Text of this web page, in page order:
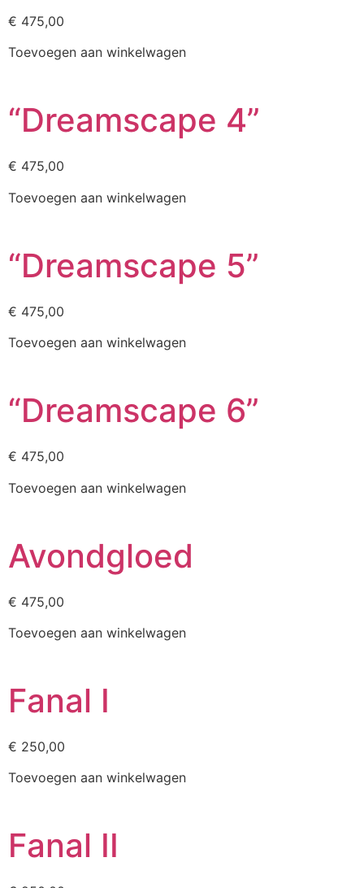
€ 475,00
Toevoegen aan winkelwagen
“Dreamscape 4”
€ 475,00
Toevoegen aan winkelwagen
“Dreamscape 5”
€ 475,00
Toevoegen aan winkelwagen
“Dreamscape 6”
€ 475,00
Toevoegen aan winkelwagen
Avondgloed
€ 475,00
Toevoegen aan winkelwagen
Fanal I
€ 250,00
Toevoegen aan winkelwagen
Fanal II